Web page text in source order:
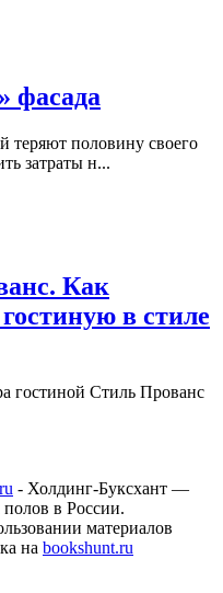
фасада
теряют половину своего
затраты н...
Как
в стиле
гостиной Стиль Прованс
- Холдинг-Буксхант —
в России.
материалов
на bookshunt.ru